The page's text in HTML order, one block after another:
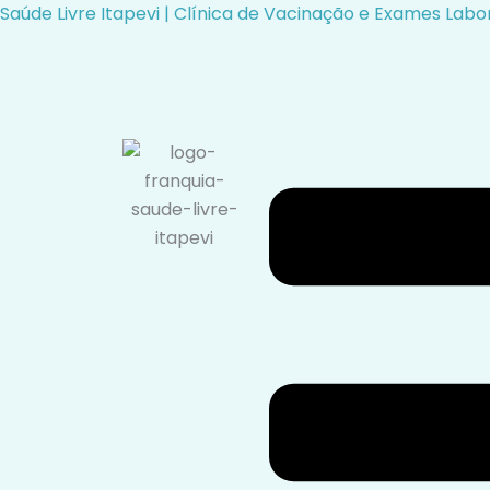
Skip
Saúde Livre Itapevi | Clínica de Vacinação e Exames